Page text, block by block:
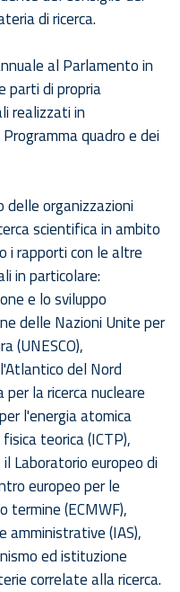
di ricerca.
al Parlamento in
parti di propria
realizzati in
quadro e dei
delle organizzazioni
scientifica in ambito
i rapporti con le altre
in particolare:
e lo sviluppo
delle Nazioni Unite per
(UNESCO),
del Nord
per la ricerca nucleare
l'energia atomica
teorica (ICTP),
Laboratorio europeo di
europeo per le
termine (ECMWF),
(IAS),
ed istituzione
correlate alla ricerca.